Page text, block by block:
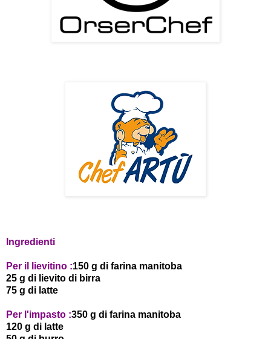
Ingredienti
Per il lievitino :150 g di farina manitoba
25 g di lievito di birra
75 g di latte
Per l'impasto :350 g di farina manitoba
120 g di latte